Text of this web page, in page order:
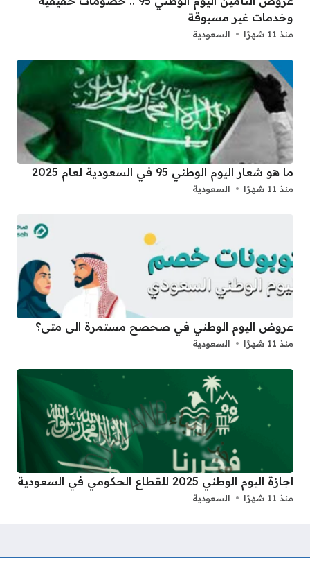
وخدمات غير مسبوقة
منذ 11 شهرًا السعودية
ما هو شعار اليوم الوطني 95 في السعودية لعام 2025
منذ 11 شهرًا السعودية
عروض اليوم الوطني في صحصح مستمرة الى متى؟
منذ 11 شهرًا السعودية
اجازة اليوم الوطني 2025 للقطاع الحكومي في السعودية
منذ 11 شهرًا السعودية